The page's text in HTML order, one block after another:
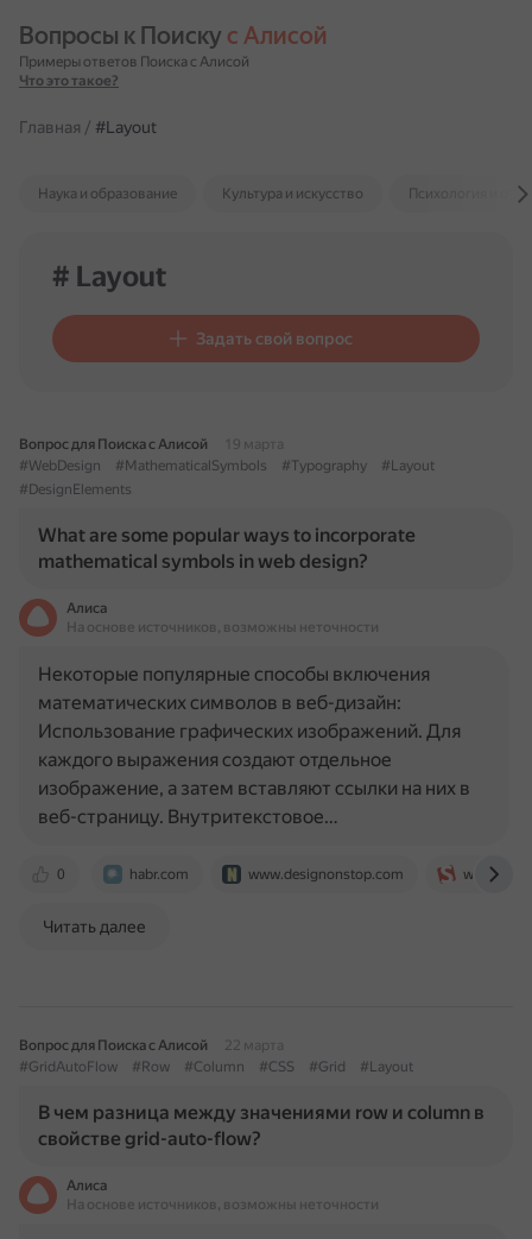
Вопросы к Поиску с Алисой
Примеры ответов Поиска с Алисой
Что это такое?
Главная / #Layout
Наука и образование Культура и искусство Психология и
# Layout
Задать свой вопрос
Вопрос для Поиска с Алисой
19 марта
#WebDesign
#MathematicalSymbols #Typography
#Layout
#DesignElements
What are some popular ways to incorporate
mathematical symbols in web design?
Алиса
На основе источников, возможны неточности
0 habr.com www.designonstop.com
Некоторые популярные способы включения
математических символов в веб-дизайн:
Использование графических изображений. Для
каждого выражения создают отдельное
изображение, а затем вставляют ссылки на них в
веб-страницу. Внутритекстовое…
Читать далее
Вопрос для Поиска с Алисой
22 марта
#GridAutoFlow
#Row #Column #CSS #Grid #Layout
В чем разница между значениями row и column в
свойстве grid-auto-flow?
Алиса
На основе источников, возможны неточности